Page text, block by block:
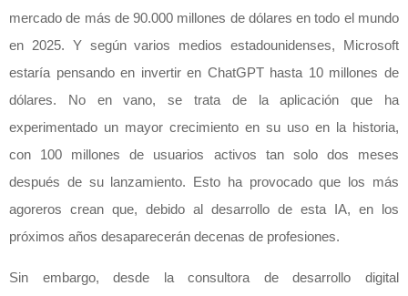
mercado de más de 90.000 millones de dólares en todo el mundo
en 2025. Y según varios medios estadounidenses, Microsoft
estaría pensando en invertir en ChatGPT hasta 10 millones de
dólares. No en vano, se trata de la aplicación que ha
experimentado un mayor crecimiento en su uso en la historia,
con 100 millones de usuarios activos tan solo dos meses
después de su lanzamiento. Esto ha provocado que los más
agoreros crean que, debido al desarrollo de esta IA, en los
próximos años desaparecerán decenas de profesiones.
Sin embargo, desde la consultora de desarrollo digital